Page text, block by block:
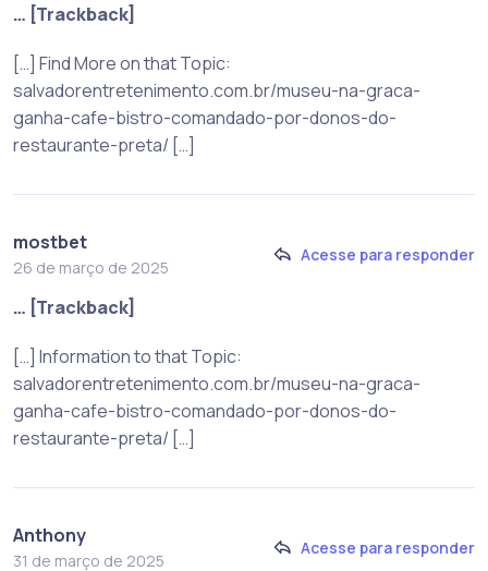
… [Trackback]
[…] Find More on that Topic:
salvadorentretenimento.com.br/museu-na-graca-
ganha-cafe-bistro-comandado-por-donos-do-
restaurante-preta/ […]
mostbet
26 de março de 2025
Acesse para responder
… [Trackback]
[…] Information to that Topic:
salvadorentretenimento.com.br/museu-na-graca-
ganha-cafe-bistro-comandado-por-donos-do-
restaurante-preta/ […]
Anthony
31 de março de 2025
Acesse para responder